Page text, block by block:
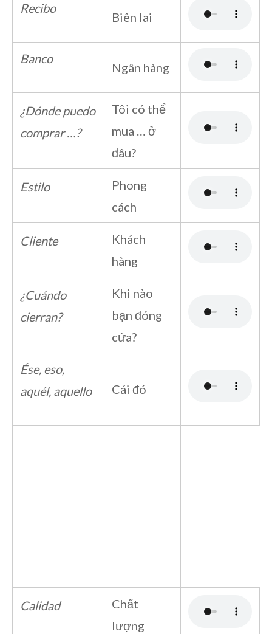
Recibo
Biên lai
Banco
Ngân hàng
¿Dónde puedo
comprar …?
Tôi có thể
mua … ở
đâu?
Estilo
Phong
cách
Cliente
Khách
hàng
¿Cuándo
cierran?
Khi nào
bạn đóng
cửa?
Ése, eso,
aquél, aquello
Cái đó
Calidad
Chất
lượng